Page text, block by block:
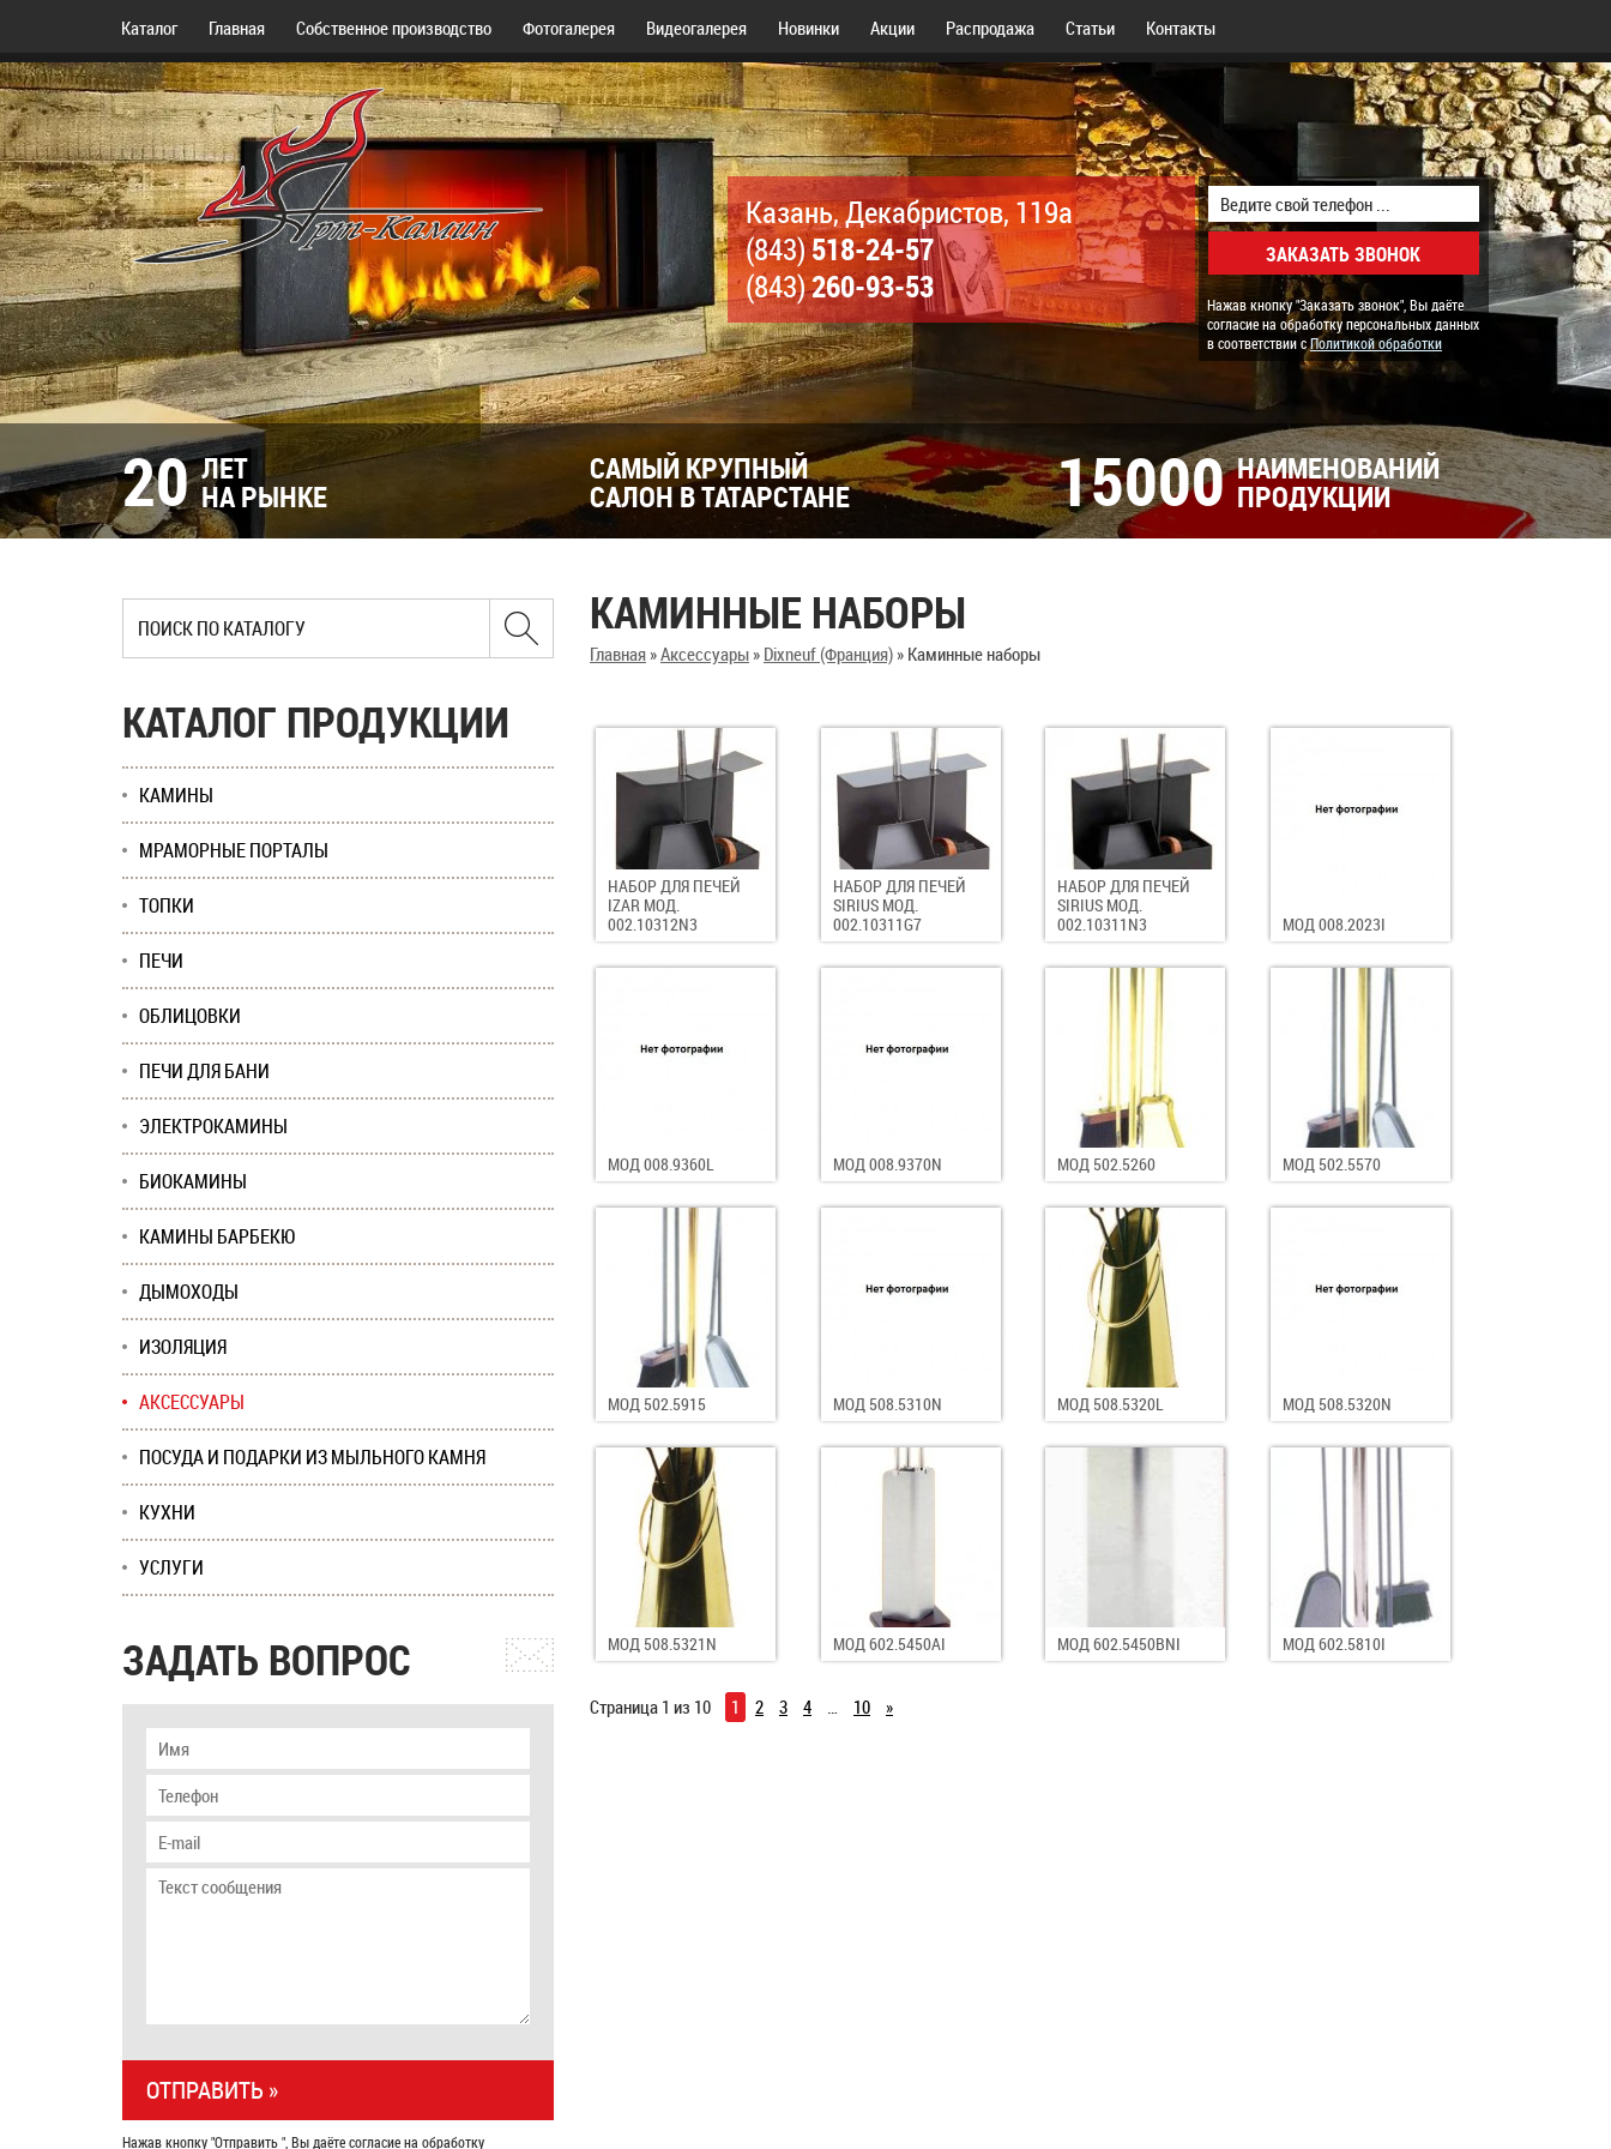
Каталог Главная Собственное производство Фотогалерея Видеогалерея Новинки Акции Распродажа Статьи Контакты
Казань, Декабристов, 119а
(843)518-24-57
(843)260-93-53
Нажав кнопку "Заказать звонок", Вы даёте
согласие на обработку персональных данных
в соответствии сПолитикой обработки
20 ЛЕТ
НА РЫНКЕ
САМЫЙ КРУПНЫЙ
САЛОН В ТАТАРСТАНЕ 15000 НАИМЕНОВАНИЙ
ПРОДУКЦИИ
КАМИННЫЕ НАБОРЫ
Главная»Аксессуары» Dixneuf (Франция)» Каминные наборы
НАБОР ДЛЯ ПЕЧЕЙ
IZAR МОД.
002.10312N3
НАБОР ДЛЯ ПЕЧЕЙ
SIRIUS МОД.
002.10311G7
НАБОР ДЛЯ ПЕЧЕЙ
SIRIUS МОД.
002.10311N3
МОД 008.2023I
МОД 008.9360L МОД 008.9370N МОД 502.5260 МОД 502.5570
МОД 502.5915 МОД 508.5310N МОД 508.5320L МОД 508.5320N
МОД 508.5321N МОД 602.5450AI МОД 602.5450BNI МОД 602.5810I
Страница 1 из 10 1 2 3 4 … 10 »
КАТАЛОГ ПРОДУКЦИИ
КАМИНЫ
МРАМОРНЫЕ ПОРТАЛЫ
ТОПКИ
ПЕЧИ
ОБЛИЦОВКИ
ПЕЧИ ДЛЯ БАНИ
ЭЛЕКТРОКАМИНЫ
БИОКАМИНЫ
КАМИНЫ БАРБЕКЮ
ДЫМОХОДЫ
ИЗОЛЯЦИЯ
АКСЕССУАРЫ
ПОСУДА И ПОДАРКИ ИЗ МЫЛЬНОГО КАМНЯ
КУХНИ
УСЛУГИ
ЗАДАТЬ ВОПРОС
Нажав кнопку "Отправить ", Вы даёте согласие на обработку